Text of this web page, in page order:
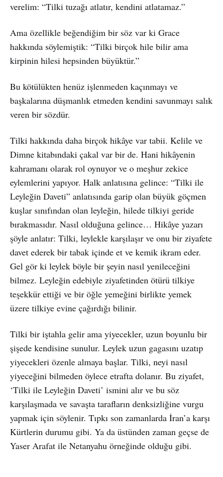
verelim: “Tilki tuzağı atlatır, kendini atlatamaz.”
Ama özellikle beğendiğim bir söz var ki Grace
hakkında söylemiştik: “Tilki birçok hile bilir ama
kirpinin hilesi hepsinden büyüktür.”
Bu kötülükten henüz işlenmeden kaçınmayı ve
başkalarına düşmanlık etmeden kendini savunmayı salık
veren bir sözdür.
Tilki hakkında daha birçok hikâye var tabii. Kelile ve
Dimne kitabındaki çakal var bir de. Hani hikâyenin
kahramanı olarak rol oynuyor ve o meşhur zekice
eylemlerini yapıyor. Halk anlatısına gelince: “Tilki ile
Leyleğin Daveti” anlatısında garip olan büyük göçmen
kuşlar sınıfından olan leyleğin, hilede tilkiyi geride
bırakmasıdır. Nasıl olduğuna gelince… Hikâye yazarı
şöyle anlatır: Tilki, leylekle karşılaşır ve onu bir ziyafete
davet ederek bir tabak içinde et ve kemik ikram eder.
Gel gör ki leylek böyle bir şeyin nasıl yenileceğini
bilmez. Leyleğin edebiyle ziyafetinden ötürü tilkiye
teşekkür ettiği ve bir öğle yemeğini birlikte yemek
üzere tilkiye evine çağırdığı bilinir.
Tilki bir iştahla gelir ama yiyecekler, uzun boyunlu bir
şişede kendisine sunulur. Leylek uzun gagasını uzatıp
yiyecekleri özenle almaya başlar. Tilki, neyi nasıl
yiyeceğini bilmeden öylece etrafta dolanır. Bu ziyafet,
‘Tilki ile Leyleğin Daveti’ ismini alır ve bu söz
karşılaşmada ve savaşta tarafların denksizliğine vurgu
yapmak için söylenir. Tıpkı son zamanlarda İran’a karşı
Kürtlerin durumu gibi. Ya da üstünden zaman geçse de
Yaser Arafat ile Netanyahu örneğinde olduğu gibi.